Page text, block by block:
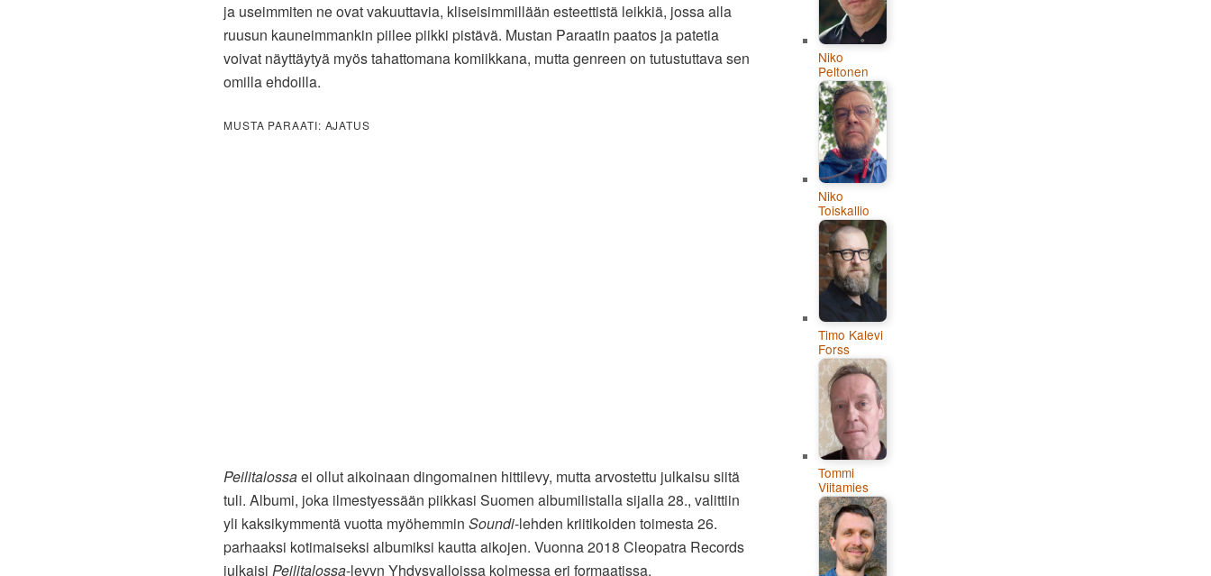
ja useimmiten ne ovat vakuuttavia, kliseisimmillään esteettistä leikkiä, jossa alla
ruusun kauneimmankin piilee piikki pistävä. Mustan Paraatin paatos ja patetia
voivat näyttäytyä myös tahattomana komiikkana, mutta genreen on tutustuttava sen
omilla ehdoilla.
MUSTA PARAATI: AJATUS
Peilitalossaei ollut aikoinaan dingomainen hittilevy, mutta arvostettu julkaisu siitä
tuli. Albumi, joka ilmestyessään piikkasi Suomen albumilistalla sijalla 28., valittiin
yli kaksikymmentä vuotta myöhemmin Soundi-lehden kriitikoiden toimesta 26.
parhaaksi kotimaiseksi albumiksi kautta aikojen. Vuonna 2018 Cleopatra Records
julkaisi Peilitalossa-levyn Yhdysvalloissa kolmessa eri formaatissa.
Niko
Peltonen
Niko
Toiskallio
Timo Kalevi
Forss
Tommi
Viitamies